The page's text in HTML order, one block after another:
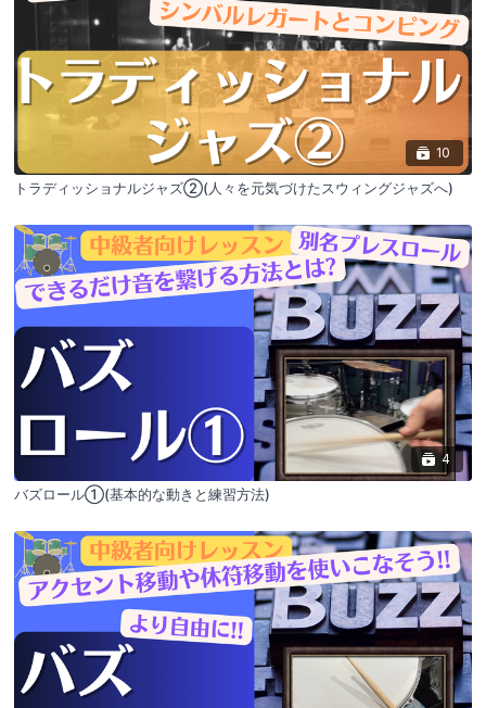
10
トラディッショナルジャズ②(人々を元気づけたスウィングジャズへ)
4
バズロール①(基本的な動きと練習方法)